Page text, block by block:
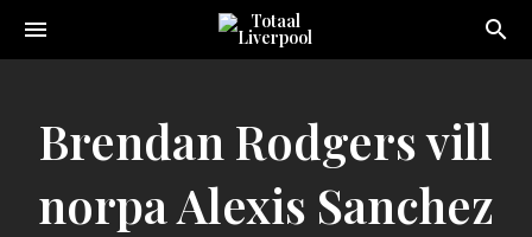
Sveriges
online
magazine!
Brendan Rodgers vill
norpa Alexis Sanchez